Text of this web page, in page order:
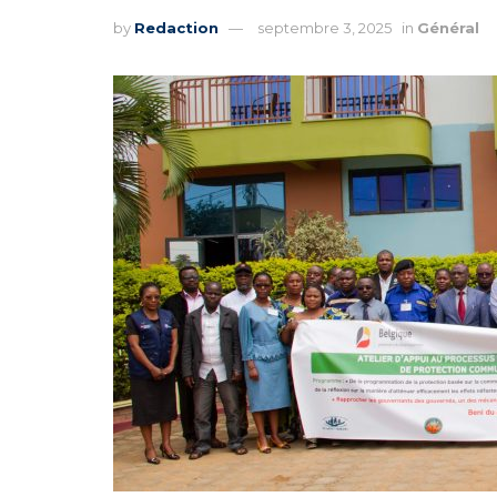
by Redaction septembre 3, 2025 in Général